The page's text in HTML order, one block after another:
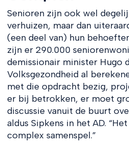
Senioren zijn ook wel
verhuizen, maar dan
(een deel van) hun
zijn er 290.000
demissionair minister Hugo
Volksgezondheid al
met die opdracht bezig,
er bij betrokken, er moet
discussie vanuit de buurt
aldus Sipkens in het AD.
complex samenspel.”